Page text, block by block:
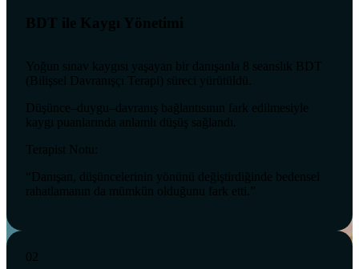
BDT ile Kaygı Yönetimi
Yoğun sınav kaygısı yaşayan bir danışanla 8 seanslık BDT
(Bilişsel Davranışçı Terapi) süreci yürütüldü.
Düşünce–duygu–davranış bağlantısının fark edilmesiyle
kaygı puanlarında anlamlı düşüş sağlandı.
Terapist Notu:
“Danışan, düşüncelerinin yönünü değiştirdiğinde bedensel
rahatlamanın da mümkün olduğunu fark etti.”
02